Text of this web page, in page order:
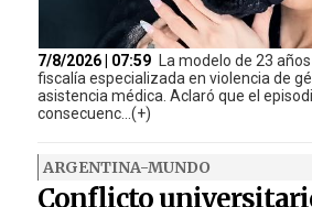
7/8/2026 | 07:59 La modelo de 23
fiscalía especializada en violencia de
asistencia médica. Aclaró que el
consecuenc...(+)
ARGENTINA-MUNDO
Conflicto